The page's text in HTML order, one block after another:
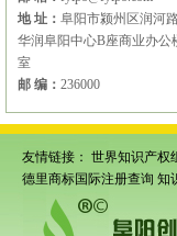
地 址： 阜阳市颍州区润河
华润阜阳中心B座商业办公
室
邮 编： 236000
友情链接： 世界知识产权
德里商标国际注册查询 知